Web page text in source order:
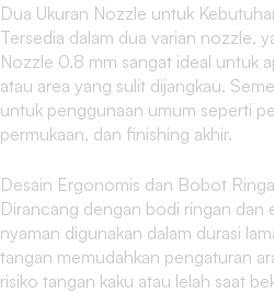
Dua Ukuran Nozzle untuk
Tersedia dalam dua varian nozzle,
Nozzle 0.8 mm sangat ideal untuk
atau area yang sulit dijangkau.
untuk penggunaan umum seperti
permukaan, dan finishing akhir.
Desain Ergonomis dan Bobot
Dirancang dengan bodi ringan dan
nyaman digunakan dalam durasi
tangan memudahkan pengaturan
risiko tangan kaku atau lelah saat